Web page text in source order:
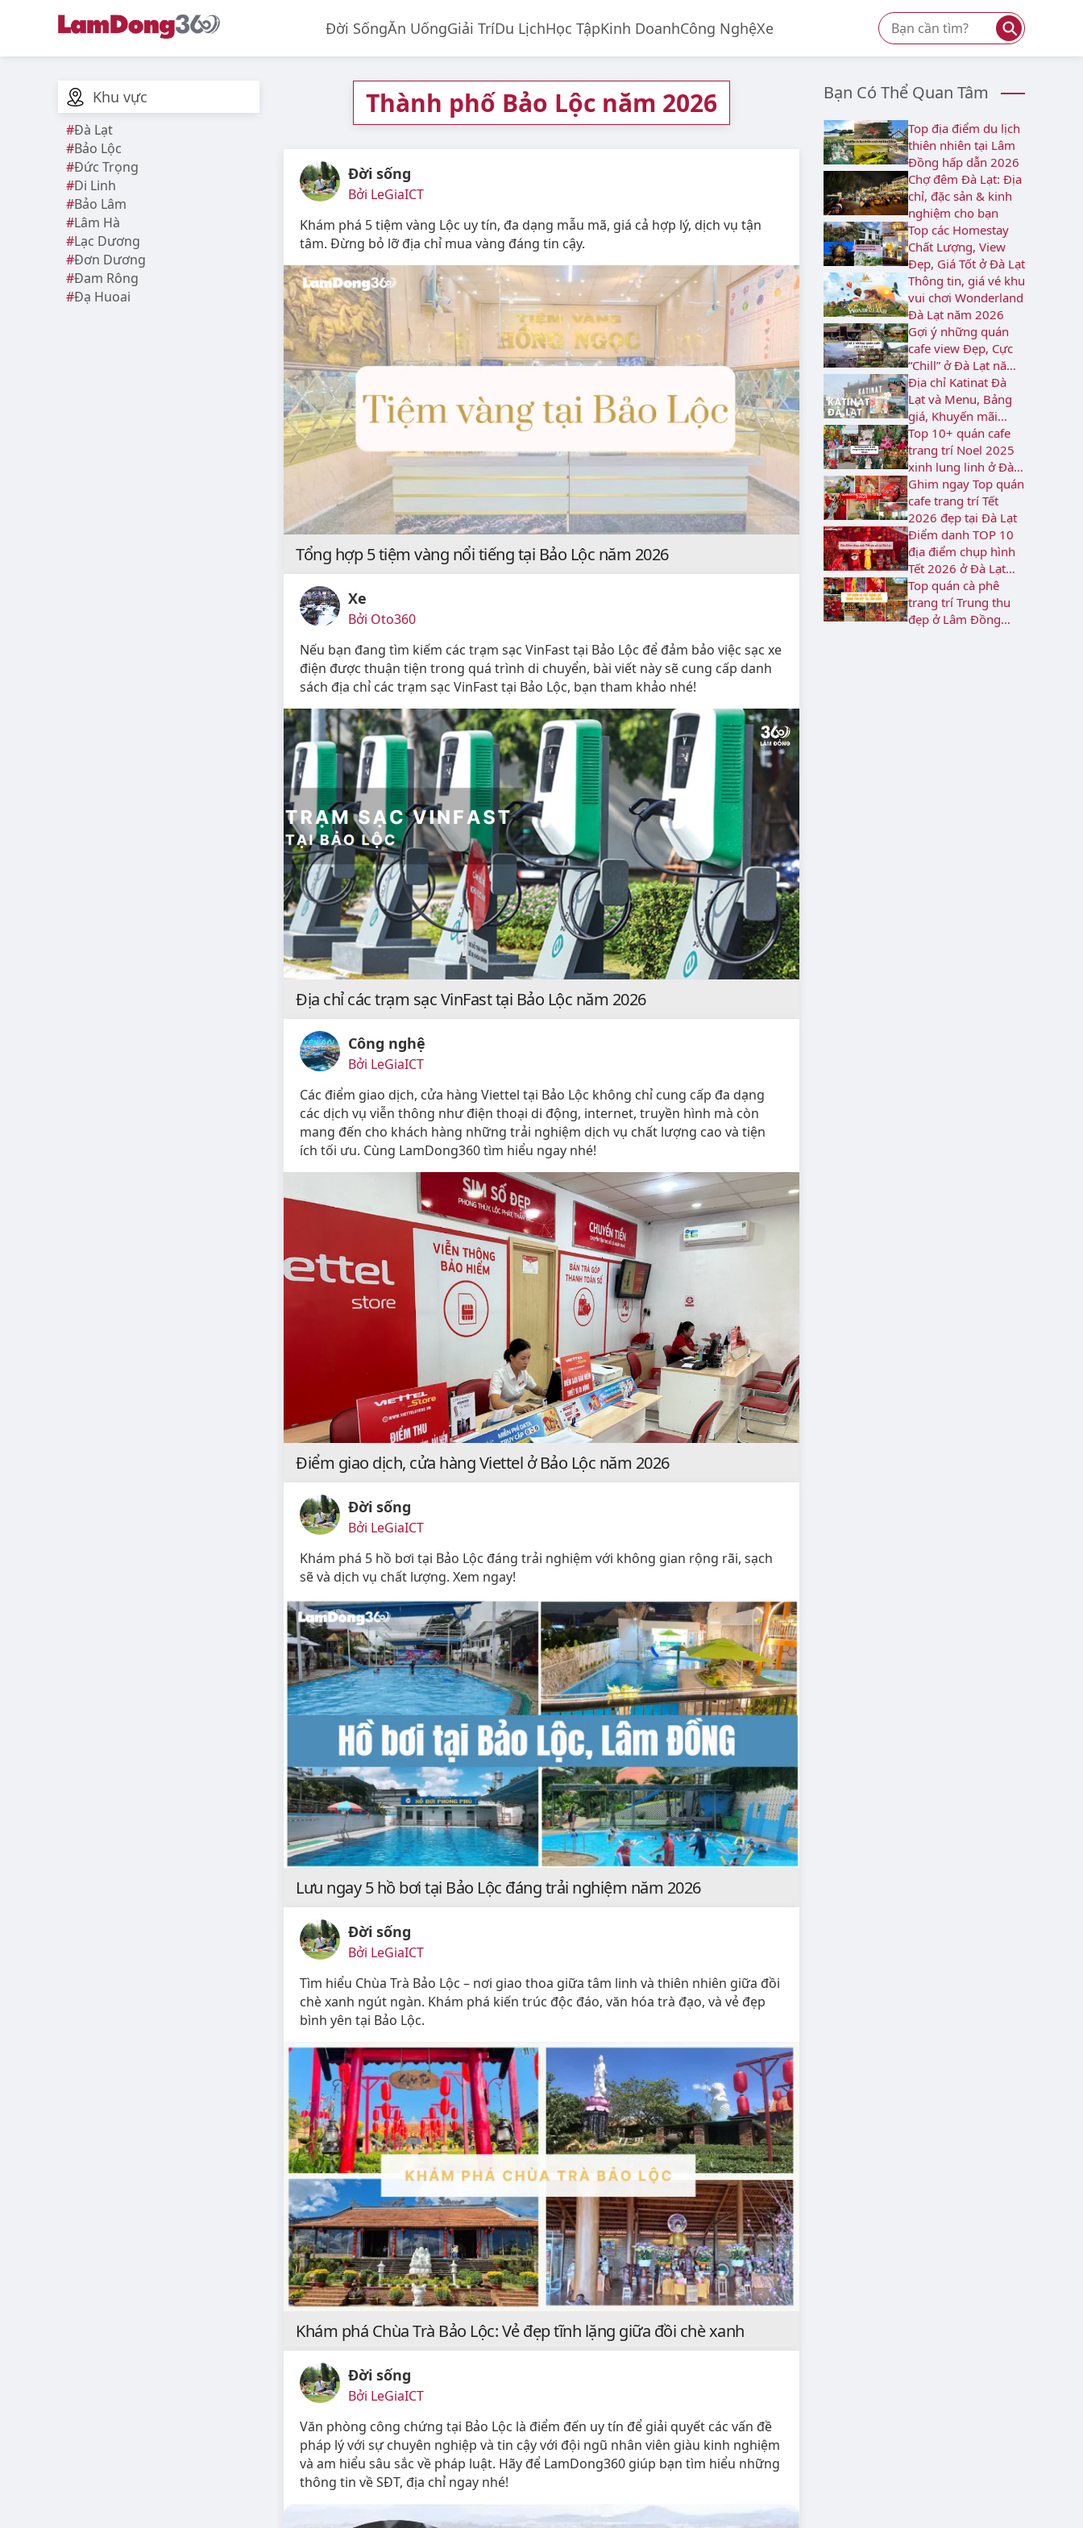
Đời SốngĂn UốngGiải TríDu LịchHọc TậpKinh DoanhCông NghệXe ⚲
Khu vực
Đà Lạt
Bảo Lộc
Đức Trọng
Di Linh
Bảo Lâm
Lâm Hà
Lạc Dương
Đơn Dương
Đam Rông
Đạ Huoai
Thành phố Bảo Lộc năm 2026
Đời sống
Bởi LeGiaICT
Khám phá 5 tiệm vàng Lộc uy tín, đa dạng mẫu mã, giá cả hợp lý, dịch vụ tận
tâm. Đừng bỏ lỡ địa chỉ mua vàng đáng tin cậy.
Tổng hợp 5 tiệm vàng nổi tiếng tại Bảo Lộc năm 2026
Xe
Bởi Oto360
Nếu bạn đang tìm kiếm các trạm sạc VinFast tại Bảo Lộc để đảm bảo việc sạc xe
điện được thuận tiện trong quá trình di chuyển, bài viết này sẽ cung cấp danh
sách địa chỉ các trạm sạc VinFast tại Bảo Lộc, bạn tham khảo nhé!
Địa chỉ các trạm sạc VinFast tại Bảo Lộc năm 2026
Công nghệ
Bởi LeGiaICT
Các điểm giao dịch, cửa hàng Viettel tại Bảo Lộc không chỉ cung cấp đa dạng
các dịch vụ viễn thông như điện thoại di động, internet, truyền hình mà còn
mang đến cho khách hàng những trải nghiệm dịch vụ chất lượng cao và tiện
ích tối ưu. Cùng LamDong360 tìm hiểu ngay nhé!
Điểm giao dịch, cửa hàng Viettel ở Bảo Lộc năm 2026
Đời sống
Bởi LeGiaICT
Khám phá 5 hồ bơi tại Bảo Lộc đáng trải nghiệm với không gian rộng rãi, sạch
sẽ và dịch vụ chất lượng. Xem ngay!
Lưu ngay 5 hồ bơi tại Bảo Lộc đáng trải nghiệm năm 2026
Đời sống
Bởi LeGiaICT
Tìm hiểu Chùa Trà Bảo Lộc – nơi giao thoa giữa tâm linh và thiên nhiên giữa đồi
chè xanh ngút ngàn. Khám phá kiến trúc độc đáo, văn hóa trà đạo, và vẻ đẹp
bình yên tại Bảo Lộc.
Khám phá Chùa Trà Bảo Lộc: Vẻ đẹp tĩnh lặng giữa đồi chè xanh
Đời sống
Bởi LeGiaICT
Văn phòng công chứng tại Bảo Lộc là điểm đến uy tín để giải quyết các vấn đề
pháp lý với sự chuyên nghiệp và tin cậy với đội ngũ nhân viên giàu kinh nghiệm
và am hiểu sâu sắc về pháp luật. Hãy để LamDong360 giúp bạn tìm hiểu những
thông tin về SĐT, địa chỉ ngay nhé!
Bạn Có Thể Quan Tâm
Top địa điểm du lịch
thiên nhiên tại Lâm
Đồng hấp dẫn 2026
Chợ đêm Đà Lạt: Địa
chỉ, đặc sản & kinh
nghiệm cho bạn
Top các Homestay
Chất Lượng, View
Đẹp, Giá Tốt ở Đà Lạt
Thông tin, giá vé khu
vui chơi Wonderland
Đà Lạt năm 2026
Gợi ý những quán
cafe view Đẹp, Cực
“Chill” ở Đà Lạt năm
2026
Địa chỉ Katinat Đà
Lạt và Menu, Bảng
giá, Khuyến mãi
2026
Top 10+ quán cafe
trang trí Noel 2025
xinh lung linh ở Đà
Lạt
Ghim ngay Top quán
cafe trang trí Tết
2026 đẹp tại Đà Lạt
Điểm danh TOP 10
địa điểm chụp hình
Tết 2026 ở Đà Lạt
rực rỡ
Top quán cà phê
trang trí Trung thu
đẹp ở Lâm Đồng